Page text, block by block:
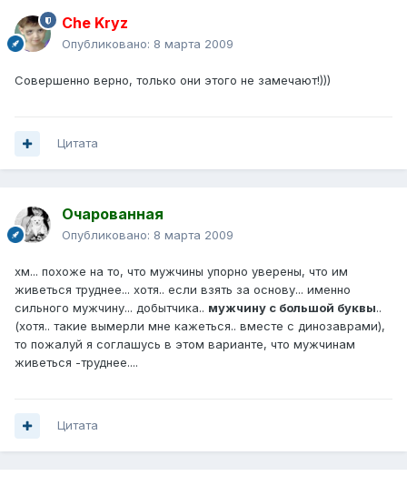
Che Kryz
Опубликовано: 8 марта 2009
Совершенно верно, только они этого не замечают!)))
Цитата
Очарованная
Опубликовано: 8 марта 2009
хм... похоже на то, что мужчины упорно уверены, что им
живеться труднее... хотя.. если взять за основу... именно
сильного мужчину... добытчика.. мужчину с большой буквы..
(хотя.. такие вымерли мне кажеться.. вместе с динозаврами),
то пожалуй я соглашусь в этом варианте, что мужчинам
живеться -труднее....
Цитата